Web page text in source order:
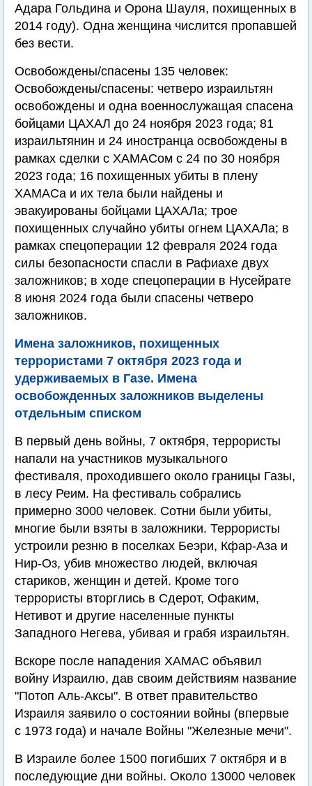
Адара Гольдина и Орона Шауля, похищенных в
2014 году). Одна женщина числится пропавшей
без вести.
Освобождены/спасены 135 человек:
Освобождены/спасены: четверо израильтян
освобождены и одна военнослужащая спасена
бойцами ЦАХАЛ до 24 ноября 2023 года; 81
израильтянин и 24 иностранца освобождены в
рамках сделки с ХАМАСом с 24 по 30 ноября
2023 года; 16 похищенных убиты в плену
ХАМАСа и их тела были найдены и
эвакуированы бойцами ЦАХАЛа; трое
похищенных случайно убиты огнем ЦАХАЛа; в
рамках спецоперации 12 февраля 2024 года
силы безопасности спасли в Рафиахе двух
заложников; в ходе спецоперации в Нусейрате
8 июня 2024 года были спасены четверо
заложников.
Имена заложников, похищенных
террористами 7 октября 2023 года и
удерживаемых в Газе. Имена
освобожденных заложников выделены
отдельным списком
В первый день войны, 7 октября, террористы
напали на участников музыкального
фестиваля, проходившего около границы Газы,
в лесу Реим. На фестиваль собрались
примерно 3000 человек. Сотни были убиты,
многие были взяты в заложники. Террористы
устроили резню в поселках Беэри, Кфар-Аза и
Нир-Оз, убив множество людей, включая
стариков, женщин и детей. Кроме того
террористы вторглись в Сдерот, Офаким,
Нетивот и другие населенные пункты
Западного Негева, убивая и грабя израильтян.
Вскоре после нападения ХАМАС объявил
войну Израилю, дав своим действиям название
"Потоп Аль-Аксы". В ответ правительство
Израиля заявило о состоянии войны (впервые
с 1973 года) и начале Войны "Железные мечи".
В Израиле более 1500 погибших 7 октября и в
последующие дни войны. Около 13000 человек